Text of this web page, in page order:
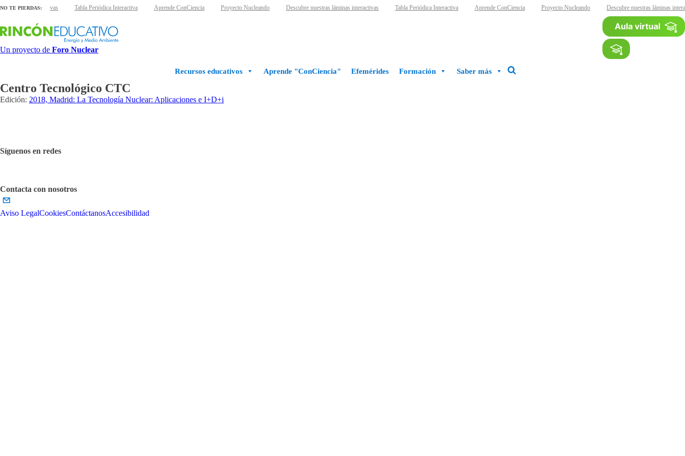
NO TE PIERDAS:
láminas interactivas Tabla Periódica Interactiva Aprende ConCiencia Proyecto Nucleando Descubre nuestras láminas interactivas Tabla Periódica Interactiva Aprende ConCiencia Proyecto Nucleando Descubre nuestras láminas
Un proyecto de Foro Nuclear
Recursos educativos Aprende "ConCiencia" Efemérides Formación Saber más
Centro Tecnológico CTC
Edición: 2018, Madrid: La Tecnología Nuclear: Aplicaciones e I+D+i
Síguenos en redes
Contacta con nosotros
Aviso LegalCookiesContáctanosAccesibilidad